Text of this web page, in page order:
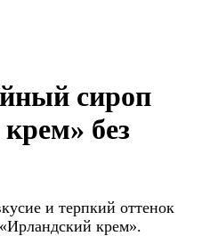
сироп
без
и терпкий оттенок
крем».